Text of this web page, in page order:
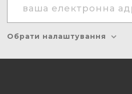
Обрати налаштування